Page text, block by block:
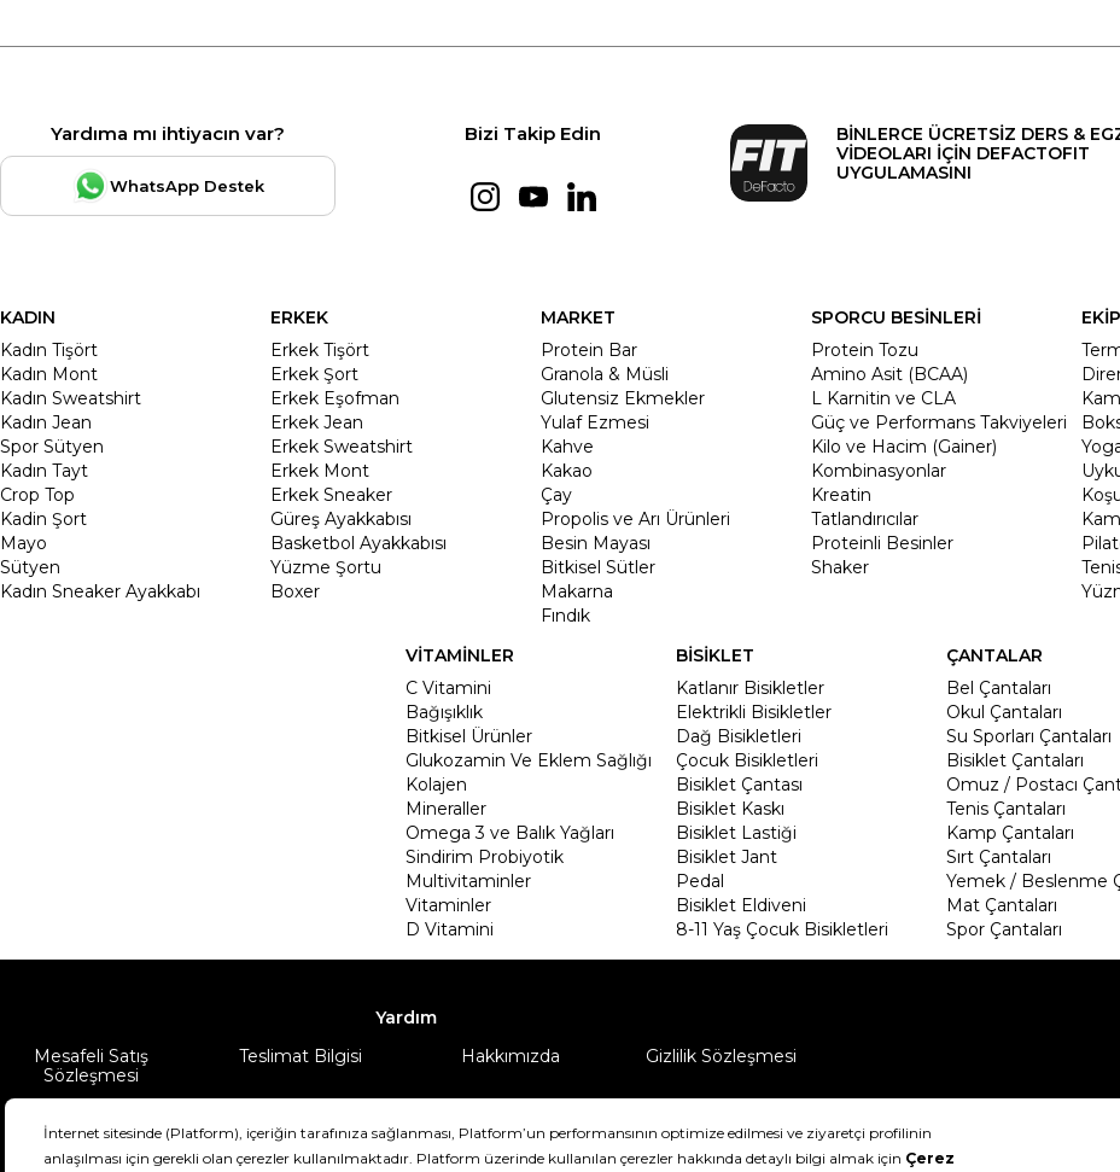
Yardıma mı ihtiyacın var?
WhatsApp Destek
Bizi Takip Edin
BİNLERCE ÜCRETSİZ DERS &
VİDEOLARI İÇİN DEFACTOFIT
UYGULAMASINI
KADIN
Kadın Tişört
Kadın Mont
Kadın Sweatshirt
Kadın Jean
Spor Sütyen
Kadın Tayt
Crop Top
Kadin Şort
Mayo
Sütyen
Kadın Sneaker Ayakkabı
ERKEK
Erkek Tişört
Erkek Şort
Erkek Eşofman
Erkek Jean
Erkek Sweatshirt
Erkek Mont
Erkek Sneaker
Güreş Ayakkabısı
Basketbol Ayakkabısı
Yüzme Şortu
Boxer
MARKET
Protein Bar
Granola & Müsli
Glutensiz Ekmekler
Yulaf Ezmesi
Kahve
Kakao
Çay
Propolis ve Arı Ürünleri
Besin Mayası
Bitkisel Sütler
Makarna
Fındık
SPORCU BESİNLERİ
Protein Tozu
Amino Asit (BCAA)
L Karnitin ve CLA
Güç ve Performans Takviyeleri
Kilo ve Hacim (Gainer)
Kombinasyonlar
Kreatin
Tatlandırıcılar
Proteinli Besinler
Shaker
VİTAMİNLER
C Vitamini
Bağışıklık
Bitkisel Ürünler
Glukozamin Ve Eklem Sağlığı
Kolajen
Mineraller
Omega 3 ve Balık Yağları
Sindirim Probiyotik
Multivitaminler
Vitaminler
D Vitamini
BİSİKLET
Katlanır Bisikletler
Elektrikli Bisikletler
Dağ Bisikletleri
Çocuk Bisikletleri
Bisiklet Çantası
Bisiklet Kaskı
Bisiklet Lastiği
Bisiklet Jant
Pedal
Bisiklet Eldiveni
8-11 Yaş Çocuk Bisikletleri
ÇANTALAR
Bel Çantaları
Okul Çantaları
Su Sporları Çantaları
Bisiklet Çantaları
Omuz / Postacı
Tenis Çantaları
Kamp Çantaları
Sırt Çantaları
Yemek / Beslenme
Mat Çantaları
Spor Çantaları
Yardım
Mesafeli Satış
Sözleşmesi
Teslimat Bilgisi Hakkımızda Gizlilik Sözleşmesi